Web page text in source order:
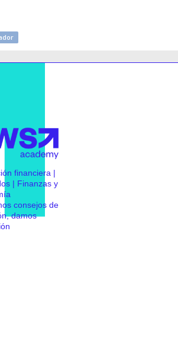
financiera |
| Finanzas y
consejos de
damos